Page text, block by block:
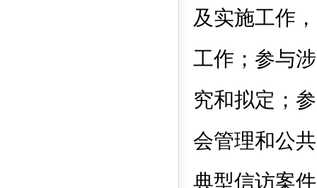
及实施工作
工作；参与
究和拟定；
会管理和公
典型信访案